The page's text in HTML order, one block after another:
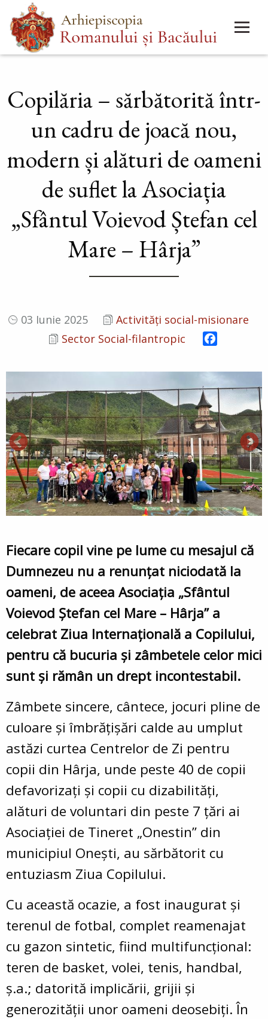
Mergi
la
conţinutul
Main
menu
Copilăria – sărbătorită într-
un cadru de joacă nou,
modern și alături de oameni
de suflet la Asociația
„Sfântul Voievod Ștefan cel
Mare – Hârja”
03 Iunie 2025
Activități social-misionare
Sector Social-filantropic
Fiecare copil vine pe lume cu mesajul că
Dumnezeu nu a renunțat niciodată la
oameni, de aceea Asociația „Sfântul
Voievod Ștefan cel Mare – Hârja” a
celebrat Ziua Internațională a Copilului,
pentru că bucuria și zâmbetele celor mici
sunt și rămân un drept incontestabil.
Zâmbete sincere, cântece, jocuri pline de
culoare și îmbrățișări calde au umplut
astăzi curtea Centrelor de Zi pentru
copii din Hârja, unde peste 40 de copii
defavorizați și copii cu dizabilități,
alături de voluntari din peste 7 țări ai
Asociației de Tineret „Onestin” din
municipiul Onești, au sărbătorit cu
entuziasm Ziua Copilului.
Cu această ocazie, a fost inaugurat și
terenul de fotbal, complet reamenajat
cu gazon sintetic, fiind multifuncțional:
teren de basket, volei, tenis, handbal,
ș.a.; datorită implicării, grijii și
generozității unor oameni deosebiți. În